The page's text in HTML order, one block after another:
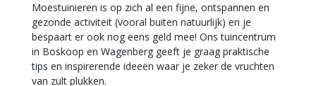
Moestuinieren is op zich al een fijne, ontspannen en
gezonde activiteit (vooral buiten natuurlijk) en je
bespaart er ook nog eens geld mee! Ons tuincentrum
in Boskoop en Wagenberg geeft je graag praktische
tips en inspirerende ideeën waar je zeker de vruchten
van zult plukken.